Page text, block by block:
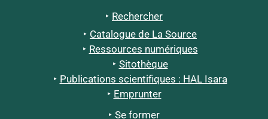
Rechercher
Catalogue de La Source
Ressources numériques
Sitothèque
Publications scientifiques : HAL Isara
Emprunter
Se former